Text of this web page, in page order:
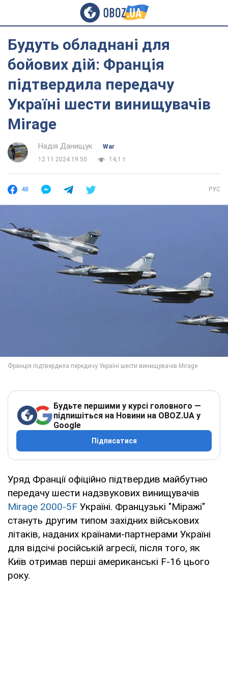
Будуть обладнані для
бойових дій: Франція
підтвердила передачу
Україні шести винищувачів
Mirage
Надія Данищук
War
12.11.2024 19:50
14,1 т.
48 РУС
Будьте першими у курсі головного —
підпишіться на Новини на OBOZ.UA у
Google
Підписатися
Уряд Франції офіційно підтвердив майбутню
передачу шести надзвукових винищувачів
Mirage 2000-5F Україні. Французькі "Міражі"
стануть другим типом західних військових
літаків, наданих країнами-партнерами Україні
для відсічі російській агресії, після того, як
Київ отримав перші американські F-16 цього
року.